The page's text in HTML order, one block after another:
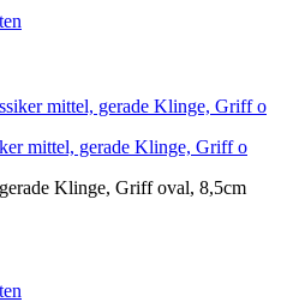
mittel, gerade Klinge, Griff o
Klinge, Griff oval, 8,5cm